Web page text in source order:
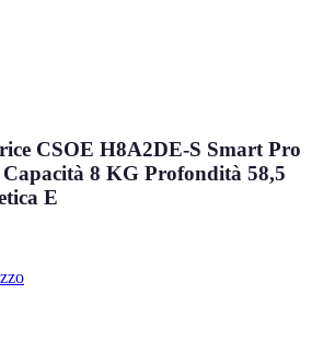
CSOE H8A2DE-S Smart Pro
8 KG Profondità 58,5
E